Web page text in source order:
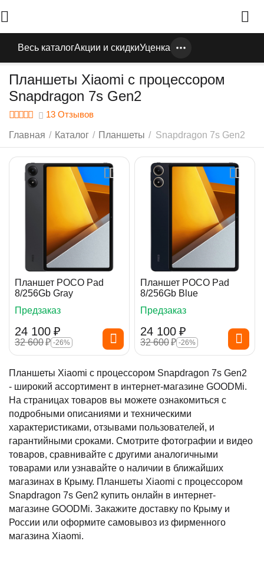
Весь каталогАкции и скидкиУценка
Планшеты Xiaomi с процессором
Snapdragon 7s Gen2
13 Отзывов
Главная / Каталог / Планшеты / Snapdragon 7s Gen2
Планшет POCO Pad
8/256Gb Gray
Предзаказ
24 100 ₽
32 600₽ -26%
Планшет POCO Pad
8/256Gb Blue
Предзаказ
24 100 ₽
32 600₽ -26%
Планшеты Xiaomi с процессором Snapdragon 7s Gen2
- широкий ассортимент в интернет-магазине GOODMi.
На страницах товаров вы можете ознакомиться с
подробными описаниями и техническими
характеристиками, отзывами пользователей, и
гарантийными сроками. Смотрите фотографии и видео
товаров, сравнивайте с другими аналогичными
товарами или узнавайте о наличии в ближайших
магазинах в Крыму. Планшеты Xiaomi с процессором
Snapdragon 7s Gen2 купить онлайн в интернет-
магазине GOODMi. Закажите доставку по Крыму и
России или оформите самовывоз из фирменного
магазина Xiaomi.